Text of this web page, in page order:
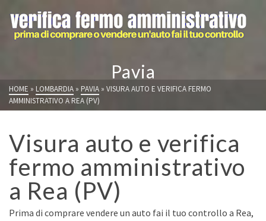
Pavia
HOME » LOMBARDIA » PAVIA » VISURA AUTO E VERIFICA FERMO
AMMINISTRATIVO A REA (PV)
Visura auto e verifica
fermo amministrativo
a Rea (PV)
Prima di comprare vendere un auto fai il tuo controllo a Rea,